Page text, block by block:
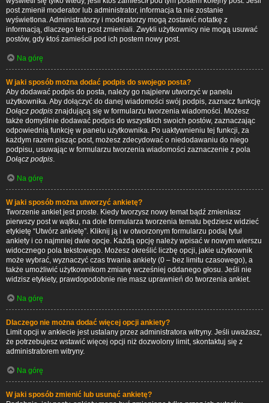
post zmienił moderator lub administrator, informacja ta nie zostanie
wyświetlona. Administratorzy i moderatorzy mogą zostawić notatkę z
informacją, dlaczego ten post zmieniali. Zwykli użytkownicy nie mogą usuwać
postów, gdy ktoś zamieścił pod ich postem nowy post.
Na górę
W jaki sposób można dodać podpis do swojego posta?
Aby dodawać podpis do posta, należy go najpierw utworzyć w panelu
użytkownika. Aby dołączyć do danej wiadomości swój podpis, zaznacz funkcję
Dołącz podpis znajdującą się w formularzu tworzenia wiadomości. Możesz
także domyślnie dodawać podpis do wszystkich swoich postów, zaznaczając
odpowiednią funkcję w panelu użytkownika. Po uaktywnieniu tej funkcji, za
każdym razem pisząc post, możesz zdecydować o niedodawaniu do niego
podpisu, usuwając w formularzu tworzenia wiadomości zaznaczenie z pola
Dołącz podpis.
Na górę
W jaki sposób można utworzyć ankietę?
Tworzenie ankiet jest proste. Kiedy tworzysz nowy temat bądź zmieniasz
pierwszy post w wątku, na dole formularza tworzenia tematu będziesz widzieć
etykietę “Utwórz ankietę”. Kliknij ją i w otworzonym formularzu podaj tytuł
ankiety i co najmniej dwie opcje. Każdą opcję należy wpisać w nowym wierszu
widocznego pola tekstowego. Możesz określić liczbę opcji, jakie użytkownik
może wybrać, wyznaczyć czas trwania ankiety (0 – bez limitu czasowego), a
także umożliwić użytkownikom zmianę wcześniej oddanego głosu. Jeśli nie
widzisz etykiety, prawdopodobnie nie masz uprawnień do tworzenia ankiet.
Na górę
Dlaczego nie można dodać więcej opcji ankiety?
Limit opcji w ankiecie jest ustalany przez administratora witryny. Jeśli uważasz,
że potrzebujesz wstawić więcej opcji niż dozwolony limit, skontaktuj się z
administratorem witryny.
Na górę
W jaki sposób zmienić lub usunąć ankietę?